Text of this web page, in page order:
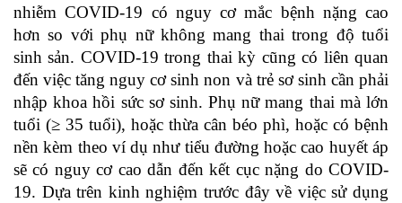
nhiễm COVID-19 có nguy cơ mắc bệnh nặng cao
hơn so với phụ nữ không mang thai trong độ tuổi
sinh sản. COVID-19 trong thai kỳ cũng có liên quan
đến việc tăng nguy cơ sinh non và trẻ sơ sinh cần phải
nhập khoa hồi sức sơ sinh. Phụ nữ mang thai mà lớn
tuổi (≥ 35 tuổi), hoặc thừa cân béo phì, hoặc có bệnh
nền kèm theo ví dụ như tiểu đường hoặc cao huyết áp
sẽ có nguy cơ cao dẫn đến kết cục nặng do COVID-
19. Dựa trên kinh nghiệm trước đây về việc sử dụng